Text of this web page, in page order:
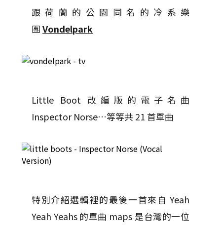
跟荷蘭的公園同名的冷系樂
團Vondelpark
Little Boot 改編版的電子名曲
Inspector Norse…等等共 21 首單曲
特別介紹選輯裡的最後一首來自 Yeah
Yeah Yeahs 的單曲 maps 是台灣的一位